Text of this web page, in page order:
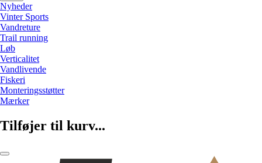
Nyheder
Vinter Sports
Vandreture
Trail running
Løb
Verticalitet
Vandlivende
Fiskeri
Monteringsstøtter
Mærker
Tilføjer til kurv...